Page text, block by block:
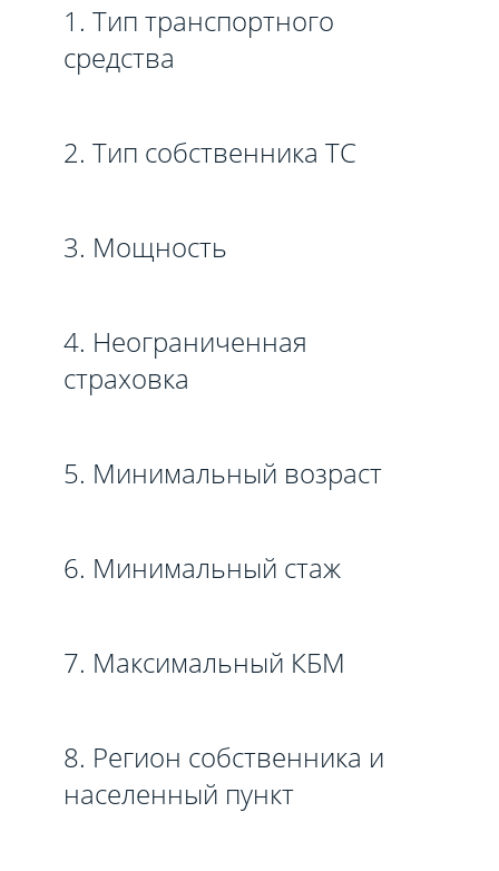
1. Тип транспортного
средства
2. Тип собственника ТС
3. Мощность
4. Неограниченная
страховка
5. Минимальный возраст
6. Минимальный стаж
7. Максимальный КБМ
8. Регион собственника и
населенный пункт